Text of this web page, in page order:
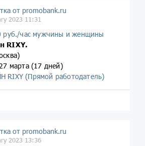
от promobank.ru
2023 11:31
руб./час мужчины и женщины
RIXY.
марта (17 дней)
RIXY (Прямой работодатель)
от promobank.ru
2023 13:36